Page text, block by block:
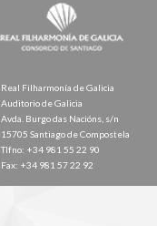
Real Filharmonía de Galicia
Auditorio de Galicia
Avda. Burgo das Nacións, s/n
15705 Santiago de Compostela
Tlfno: +34 981 55 22 90
Fax: +34 981 57 22 92